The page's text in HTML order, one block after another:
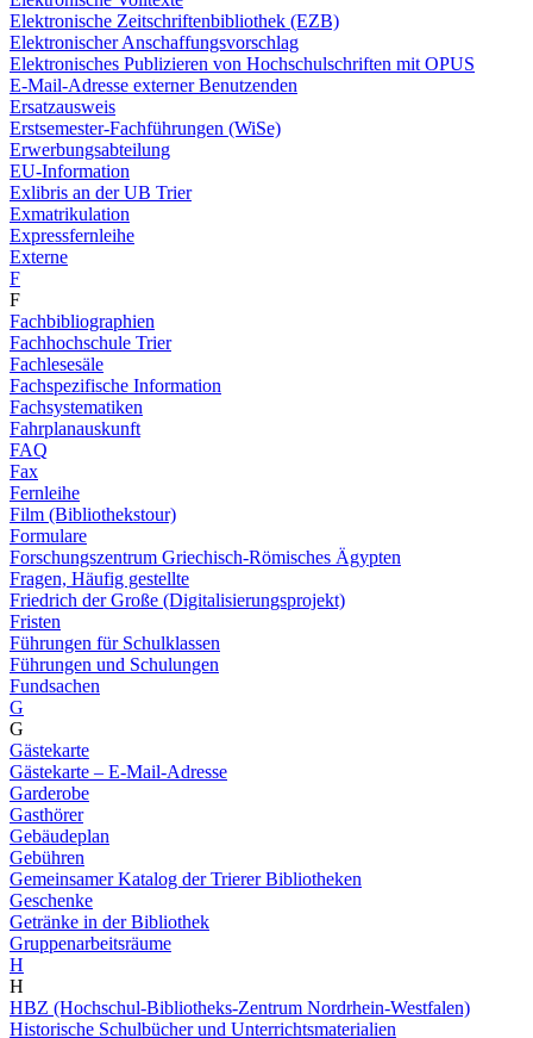
Elektronische Zeitschriftenbibliothek (EZB)
Elektronischer Anschaffungsvorschlag
Elektronisches Publizieren von Hochschulschriften mit OPUS
E-Mail-Adresse externer Benutzenden
Ersatzausweis
Erstsemester-Fachführungen (WiSe)
Erwerbungsabteilung
EU-Information
Exlibris an der UB Trier
Exmatrikulation
Expressfernleihe
Externe
F
F
Fachbibliographien
Fachhochschule Trier
Fachlesesäle
Fachspezifische Information
Fachsystematiken
Fahrplanauskunft
FAQ
Fax
Fernleihe
Film (Bibliothekstour)
Formulare
Forschungszentrum Griechisch-Römisches Ägypten
Fragen, Häufig gestellte
Friedrich der Große (Digitalisierungsprojekt)
Fristen
Führungen für Schulklassen
Führungen und Schulungen
Fundsachen
G
G
Gästekarte
Gästekarte – E-Mail-Adresse
Garderobe
Gasthörer
Gebäudeplan
Gebühren
Gemeinsamer Katalog der Trierer Bibliotheken
Geschenke
Getränke in der Bibliothek
Gruppenarbeitsräume
H
H
HBZ (Hochschul-Bibliotheks-Zentrum Nordrhein-Westfalen)
Historische Schulbücher und Unterrichtsmaterialien